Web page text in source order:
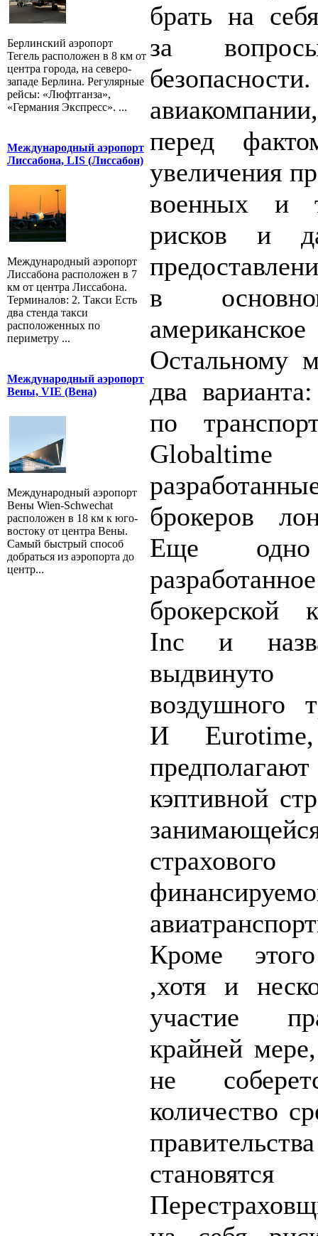
Берлинский аэропорт
Тегель расположен в 8 км от
центра города, на северо-
западе Берлина. Регулярные
рейсы: «Люфтганза»,
«Германия Экспресс». ...
Международный аэропорт
Лиссабона, LIS (Лиссабон)
Международный аэропорт
Лиссабона расположен в 7
км от центра Лиссабона.
Терминалов: 2. Такси Есть
два стенда такси
расположенных по
периметру ...
Международный аэропорт
Вены, VIE (Вена)
Международный аэропорт
Вены Wien-Schwechat
расположен в 18 км к юго-
востоку от центра Вены.
Самый быстрый способ
добраться из аэропорта до
центр...
брать на
за
перед
увеличения
военных и
рисков и
в
Остальному
два
по
брокеров
Еще одно
брокерской
Inc и
воздушного
И
кэптивной
Кроме этого
,хотя и
участие
крайней
не
количество
становятся